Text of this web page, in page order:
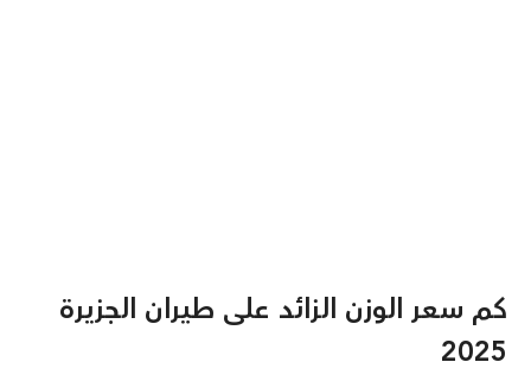
كم سعر الوزن الزائد على طيران الجزيرة
2025